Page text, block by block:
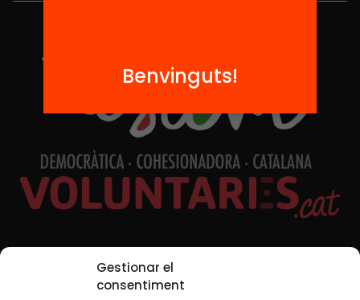
Gestionar el
consentiment
Xarxes Socials
Benvinguts!